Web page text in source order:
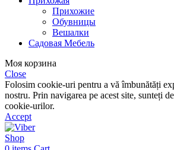
Прихожие
Обувницы
Вешалки
Садовая Мебель
Моя корзина
Close
Folosim cookie-uri pentru a vă îmbunătăți
nostru. Prin navigarea pe acest site, sunteți
cookie-urilor.
Accept
Shop